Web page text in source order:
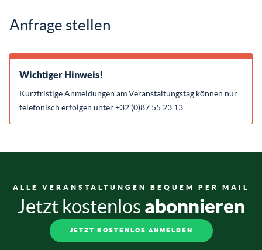
Anfrage stellen
Wichtiger Hinweis!
Kurzfristige Anmeldungen am Veranstaltungstag können nur
telefonisch erfolgen unter +32 (0)87 55 23 13.
ALLE VERANSTALTUNGEN BEQUEM PER MAIL
Jetzt kostenlos abonnieren
JETZT KOSTENLOS ANMELDEN